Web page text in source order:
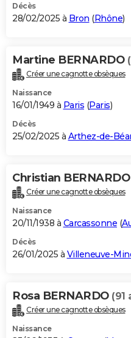
Décès
28/02/2025 à Bron (Rhône)
Martine BERNARDO
Créer une cagnotte obsèques
Naissance
16/01/1949 à Paris (Paris)
Décès
25/02/2025 à Arthez-de-
Christian BERNARDO
Créer une cagnotte obsèques
Naissance
20/11/1938 à Carcassonne (
Décès
26/01/2025 à Villeneuve-
Rosa BERNARDO (91
Créer une cagnotte obsèques
Naissance